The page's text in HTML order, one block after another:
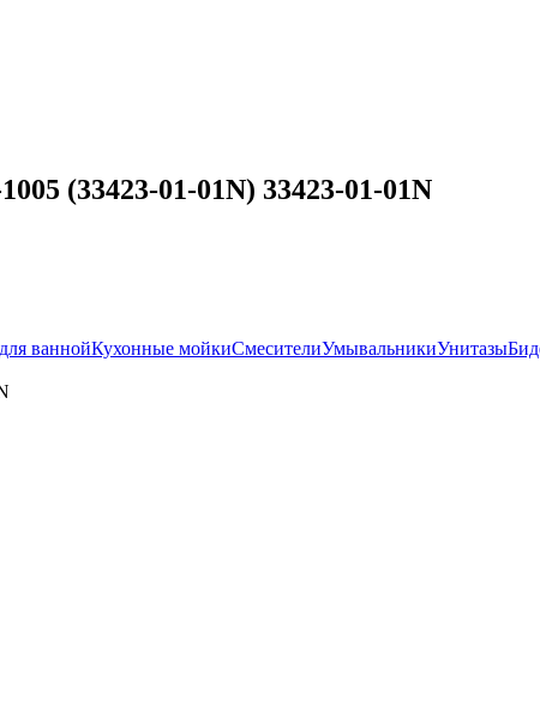
(33423-01-01N) 33423-01-01N
ваннойКухонные мойкиСмесителиУмывальникиУнитазы